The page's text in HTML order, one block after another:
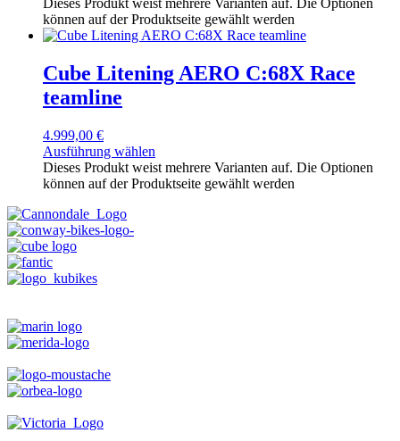
Dieses Produkt weist mehrere Varianten auf. Die Optionen
können auf der Produktseite gewählt werden
Cube Litening AERO C:68X Race
teamline
4.999,00 €
Ausführung wählen
Dieses Produkt weist mehrere Varianten auf. Die Optionen
können auf der Produktseite gewählt werden